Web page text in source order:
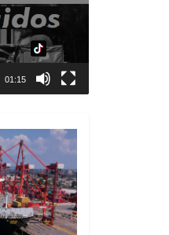
01:15